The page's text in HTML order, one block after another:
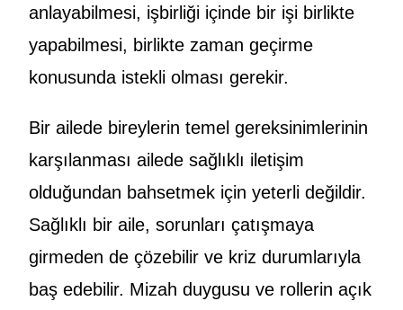
anlayabilmesi, işbirliği içinde bir işi birlikte
yapabilmesi, birlikte zaman geçirme
konusunda istekli olması gerekir.
Bir ailede bireylerin temel gereksinimlerinin
karşılanması ailede sağlıklı iletişim
olduğundan bahsetmek için yeterli değildir.
Sağlıklı bir aile, sorunları çatışmaya
girmeden de çözebilir ve kriz durumlarıyla
baş edebilir. Mizah duygusu ve rollerin açık